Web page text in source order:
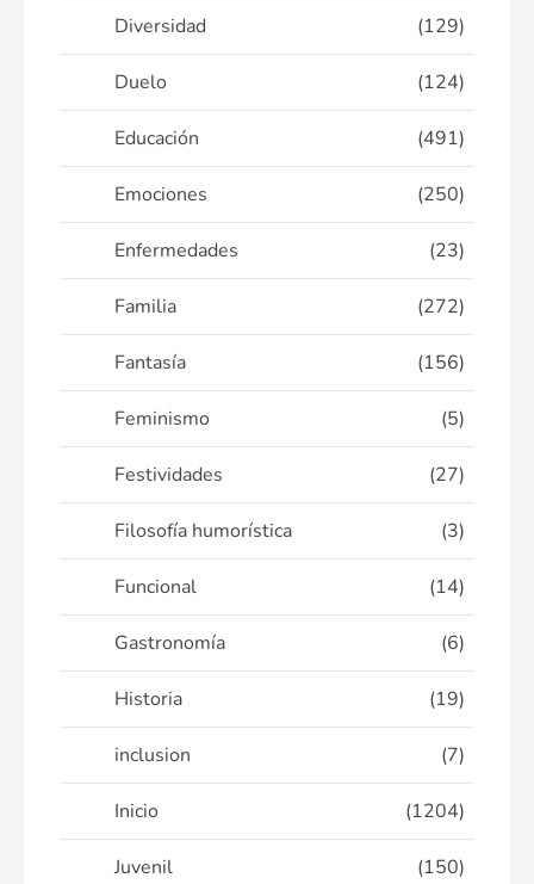
Diversidad (129)
Duelo (124)
Educación (491)
Emociones (250)
Enfermedades (23)
Familia (272)
Fantasía (156)
Feminismo (5)
Festividades (27)
Filosofía humorística (3)
Funcional (14)
Gastronomía (6)
Historia (19)
inclusion (7)
Inicio (1204)
Juvenil (150)